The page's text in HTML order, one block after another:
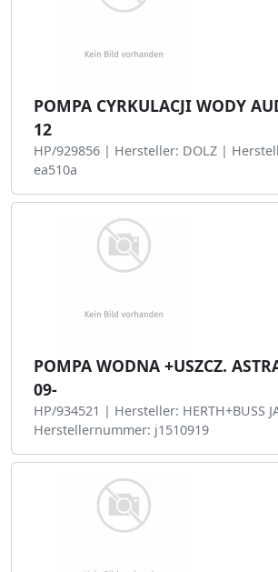
POMPA CYRKULACJI WODY
12
HP/929856 | Hersteller: DOLZ |
ea510a
POMPA WODNA +USZCZ.
09-
HP/934521 | Hersteller: HERTH+BUSS
Herstellernummer: j1510919